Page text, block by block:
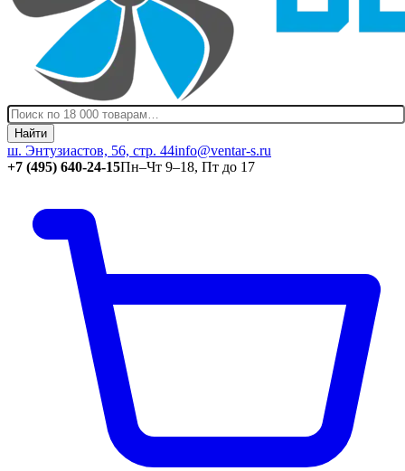
Найти
ш. Энтузиастов, 56, стр. 44info@ventar-s.ru
+7 (495) 640-24-15Пн–Чт 9–18, Пт до 17